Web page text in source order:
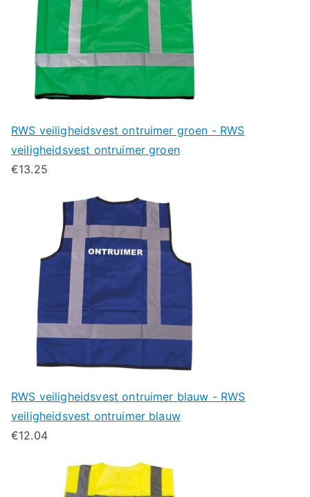
RWS veiligheidsvest ontruimer groen - RWS
veiligheidsvest ontruimer groen
€13.25
RWS veiligheidsvest ontruimer blauw - RWS
veiligheidsvest ontruimer blauw
€12.04